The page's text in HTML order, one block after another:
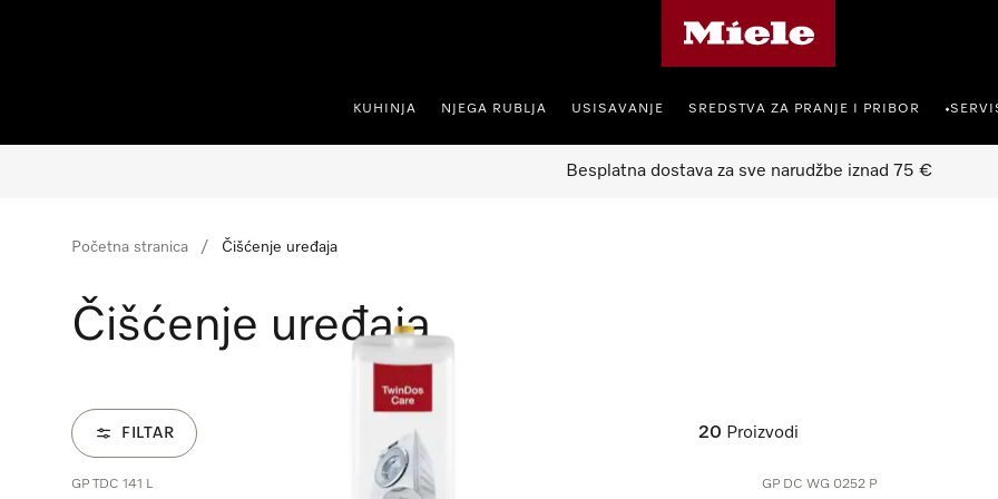
KUHINJA NJEGA RUBLJA USISAVANJE SREDSTVA ZA PRANJE I PRIBOR •
Besplatna dostava za sve narudžbe iznad 75 €
Početna stranica Čišćenje uređaja
Čišćenje uređaja
FILTAR 20 Proizvodi
GP TDC 141 L GP DC WG 0252 P